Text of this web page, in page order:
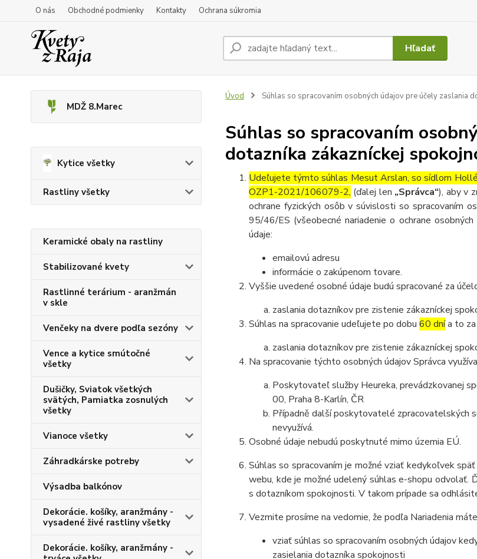
O nás Obchodné podmienky Kontakty Ochrana súkromia
Hľadať
MDŽ 8.Marec
Kytice všetky
Rastliny všetky
Keramické obaly na rastliny
Stabilizované kvety
Rastlinné terárium - aranžmán
v skle
Venčeky na dvere podľa sezóny
Vence a kytice smútočné
všetky
Dušičky, Sviatok všetkých
svätých, Pamiatka zosnulých
všetky
Vianoce všetky
Záhradkárske potreby
Výsadba balkónov
Dekorácie. košíky, aranžmány -
vysadené živé rastliny všetky
Dekorácie. košíky, aranžmány -
Úvod Súhlas so spracovaním osobných údajov pre účely zaslania
Súhlas so spracovaním
dotazníka zákazníckej
Udeľujete týmto súhlas Mesut Arslan, so sídlom
OZP1-2021/106079-2, (ďalej len „Správca“), aby v
ochrane fyzických osôb v súvislosti so spracovaním
95/46/ES (všeobecné nariadenie o ochrane
údaje:
emailovú adresu
informácie o zakúpenom tovare.
Vyššie uvedené osobné údaje budú spracované za
zaslania dotazníkov pre zistenie zákazníckej
Súhlas na spracovanie udeľujete po dobu 60 dnía to za
zaslania dotazníkov pre zistenie zákazníckej
Na spracovanie týchto osobných údajov Správca
Poskytovateľ služby Heureka, prevádzkovanej
00, Praha 8-Karlín, ČR
Případně další poskytovatelé zpracovatelských
nevyužívá.
Osobné údaje nebudú poskytnuté mimo územia EÚ.
Súhlas so spracovaním je možné vziať kedykoľvek
webu, kde je možné udelený súhlas e-shopu odvolať.
s dotazníkom spokojnosti. V takom prípade sa
Vezmite prosíme na vedomie, že podľa Nariadenia
vziať súhlas so spracovaním osobných údajov
zasielania dotazníka spokojnosti